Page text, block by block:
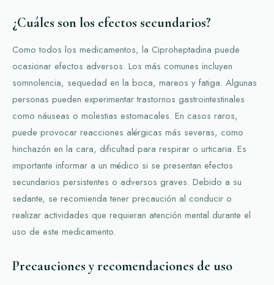
¿Cuáles son los efectos secundarios?
Como todos los medicamentos, la Ciproheptadina puede
ocasionar efectos adversos. Los más comunes incluyen
somnolencia, sequedad en la boca, mareos y fatiga. Algunas
personas pueden experimentar trastornos gastrointestinales
como náuseas o molestias estomacales. En casos raros,
puede provocar reacciones alérgicas más severas, como
hinchazón en la cara, dificultad para respirar o urticaria. Es
importante informar a un médico si se presentan efectos
secundarios persistentes o adversos graves. Debido a su
sedante, se recomienda tener precaución al conducir o
realizar actividades que requieran atención mental durante el
uso de este medicamento.
Precauciones y recomendaciones de uso